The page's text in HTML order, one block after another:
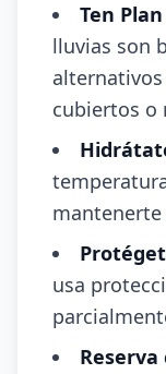
Ten
lluvias son
cubiertos o
usa